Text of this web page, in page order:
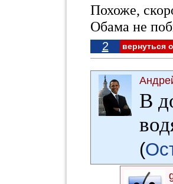
Похоже,
Обама не
2 вернуться
В
(